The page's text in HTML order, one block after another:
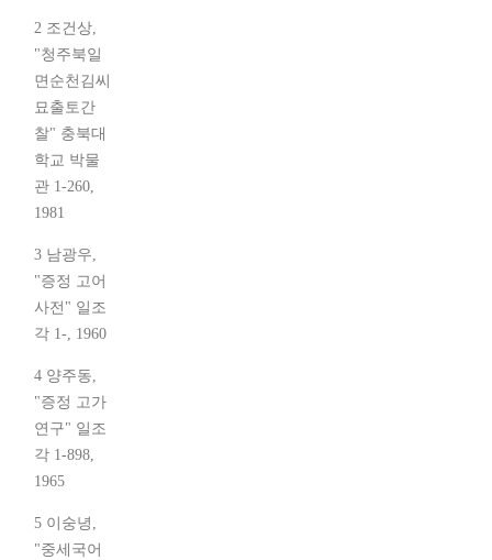
2 조건상,
"청주북일
면순천김씨
묘출토간
찰" 충북대
학교 박물
관 1-260,
1981
3 남광우,
"증정 고어
사전" 일조
각 1-, 1960
4 양주동,
"증정 고가
연구" 일조
각 1-898,
1965
5 이숭녕,
"중세국어